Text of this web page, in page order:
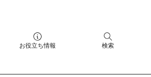
お役立ち情報 検索